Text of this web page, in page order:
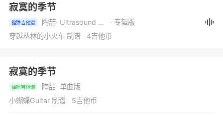
寂寞的季节
指弹吉他谱 陶喆 · Ultrasound 乐之路 1997-2003
· 专辑版
穿越丛林的小火车 制谱 4吉他币
寂寞的季节
弹唱吉他谱 陶喆· 单曲版
小蝴蝶Guitar 制谱 5吉他币